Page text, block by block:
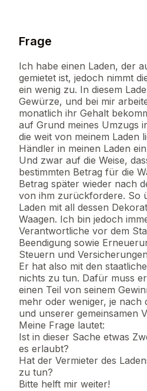
Frage
Ich habe einen Laden, der
gemietet ist, jedoch nimmt
ein wenig zu. In diesem
Gewürze, und bei mir
monatlich ihr Gehalt
auf Grund meines Umzugs
die weit von meinem Laden
Händler in meinen Laden
Und zwar auf die Weise,
bestimmten Betrag für die
Betrag später wieder nach
von ihm zurückfordere. So
Laden mit all dessen
Waagen. Ich bin jedoch
Verantwortliche vor dem
Beendigung sowie
Steuern und
Er hat also mit den
nichts zu tun. Dafür muss
einen Teil von seinem
mehr oder weniger, je nach
und unserer gemeinsamen
Meine Frage lautet:
Ist in dieser Sache etwas
es erlaubt?
Hat der Vermieter des
zu tun?
Bitte helft mir weiter!